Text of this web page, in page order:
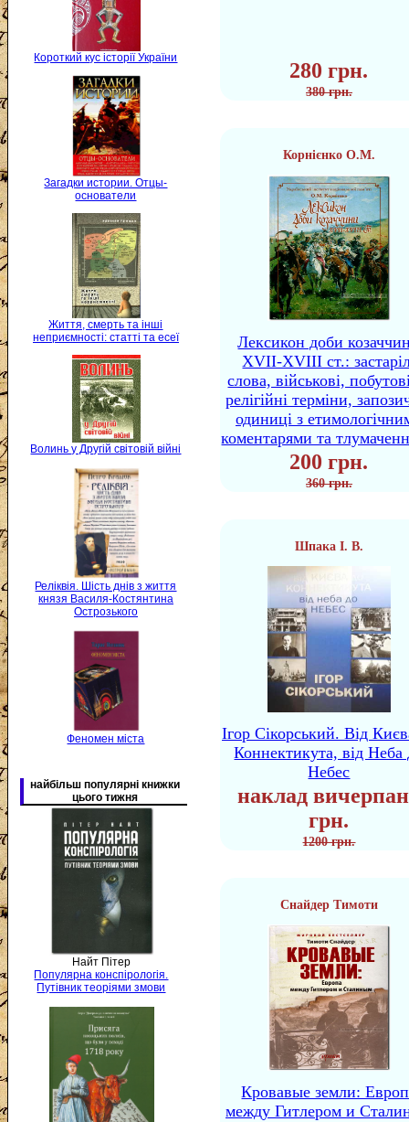
Короткий кус історії України
Загадки истории. Отцы-
основатели
Життя, смерть та інші
неприємності: статті та есеї
Волинь у Другій світовій війні
Реліквія. Шість днів з життя
князя Василя-Костянтина
Острозького
Феномен міста
найбільш популярні книжки
цього тижня
Найт Пітер
Популярна конспірологія.
Путівник теоріями змови
280 грн.
380 грн.
Корнієнко О.М.
Лексикон доби
XVII-XVIII ст.:
слова, військові,
релігійні терміни,
одиниці з
коментарями та
200 грн.
360 грн.
Шпака І. В.
Ігор Сікорський. Від
Коннектикута, від Неба
Небес
наклад
грн.
1200 грн.
Снайдер Тимоти
Кровавые земли:
между Гитлером и